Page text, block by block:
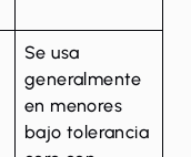
Se usa
generalmente
en menores
bajo tolerancia